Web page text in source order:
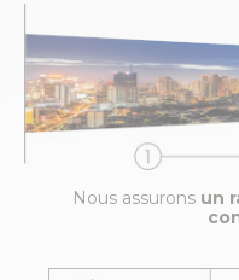
Nous assurons un